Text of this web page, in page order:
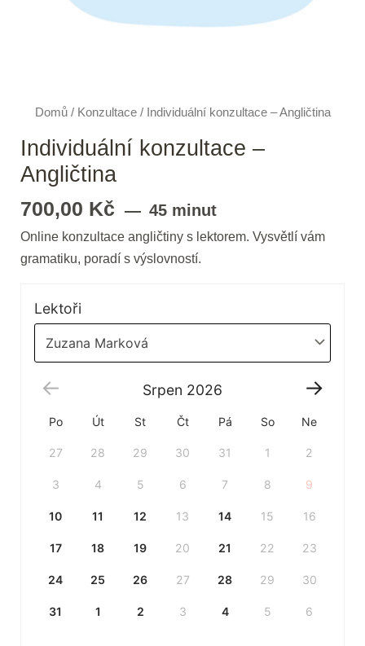
Domů/ Konzultace/ Individuální konzultace – Angličtina
Individuální konzultace –
Angličtina
700,00 Kč 45 minut
Online konzultace angličtiny s lektorem. Vysvětlí vám
gramatiku, poradí s výslovností.
Lektoři
Zuzana Marková
Srpen 2026
Po Út St Čt Pá So Ne
27 28 29 30 31 1 2
3 4 5 6 7 8 9
10 11 12 13 14 15 16
17 18 19 20 21 22 23
24 25 26 27 28 29 30
31 1 2 3 4 5 6